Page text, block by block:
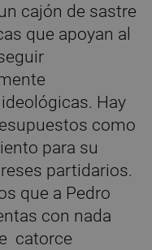
cajón de sastre
que apoyan al
Hay
como
para su
partidarios.
que a Pedro
con nada
catorce